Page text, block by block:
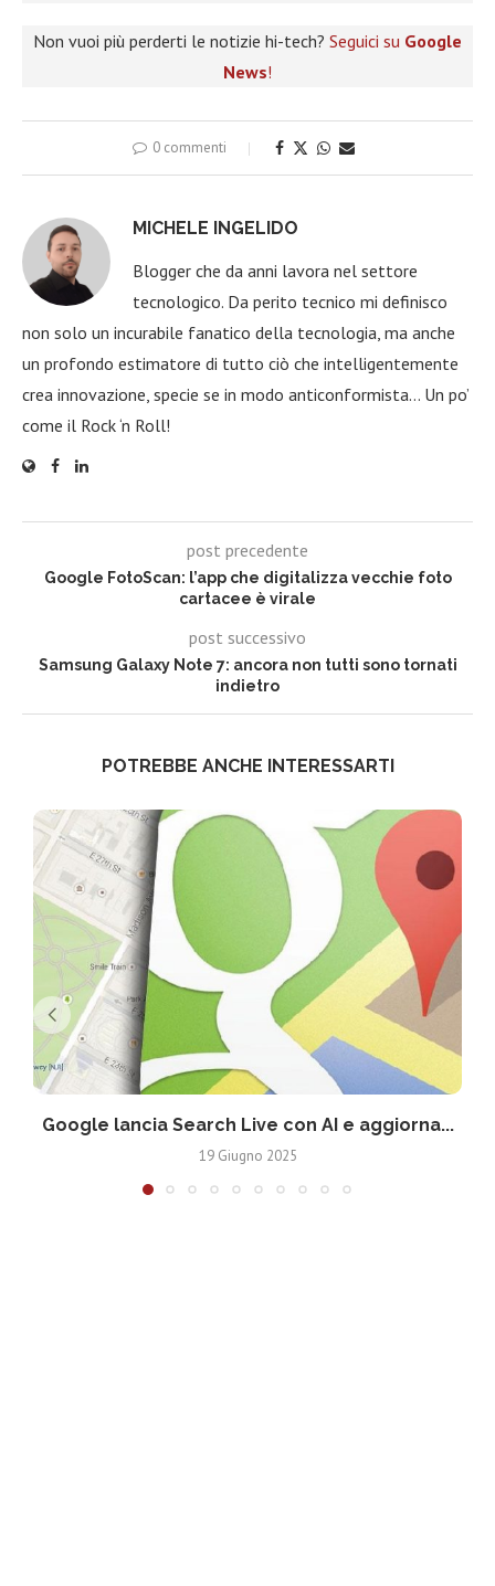
Non vuoi più perderti le notizie hi-tech? Seguici su Google
News!
0 commenti
MICHELE INGELIDO
Blogger che da anni lavora nel settore
tecnologico. Da perito tecnico mi definisco
non solo un incurabile fanatico della tecnologia, ma anche
un profondo estimatore di tutto ciò che intelligentemente
crea innovazione, specie se in modo anticonformista… Un po’
come il Rock ‘n Roll!
post precedente
Google FotoScan: l’app che digitalizza vecchie foto
cartacee è virale
post successivo
Samsung Galaxy Note 7: ancora non tutti sono tornati
indietro
POTREBBE ANCHE INTERESSARTI
Google lancia Search Live con AI e aggiorna...
19 Giugno 2025